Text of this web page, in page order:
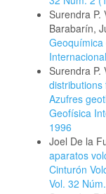
Surendra P.
Barabarín,
Geoquímica
Surendra P.
Azufres
Geofísica
1996
Joel De la
aparatos
Cinturón
Vol. 32